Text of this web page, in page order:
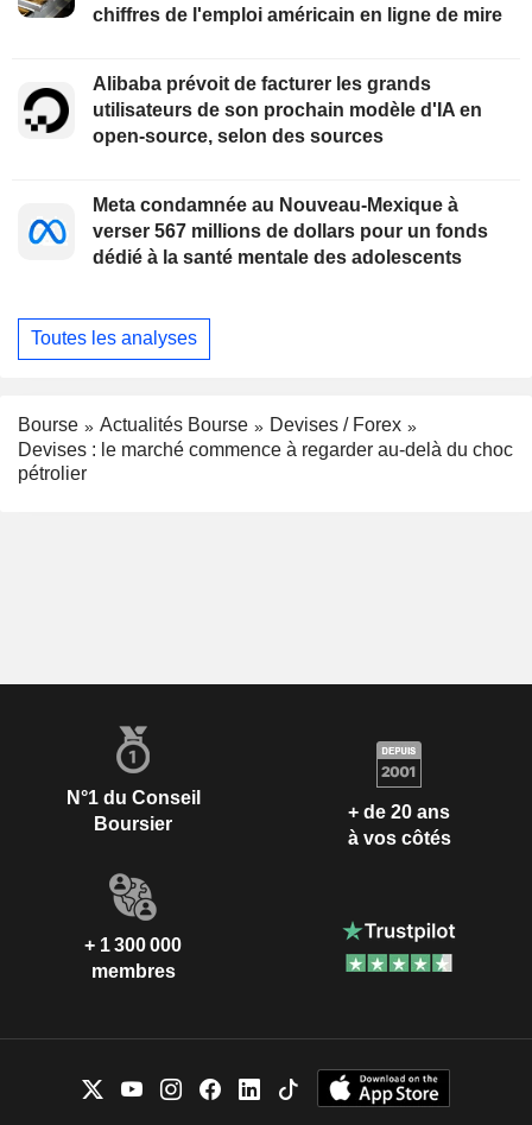
chiffres de l'emploi américain en ligne de mire
Alibaba prévoit de facturer les grands
utilisateurs de son prochain modèle d'IA en
open-source, selon des sources
Meta condamnée au Nouveau-Mexique à
verser 567 millions de dollars pour un fonds
dédié à la santé mentale des adolescents
Toutes les analyses
Bourse Actualités Bourse
Devises / Forex
Devises : le marché commence à regarder au-delà du choc
pétrolier
N°1 du Conseil
Boursier
+ de 20 ans
à vos côtés
+ 1 300 000
membres